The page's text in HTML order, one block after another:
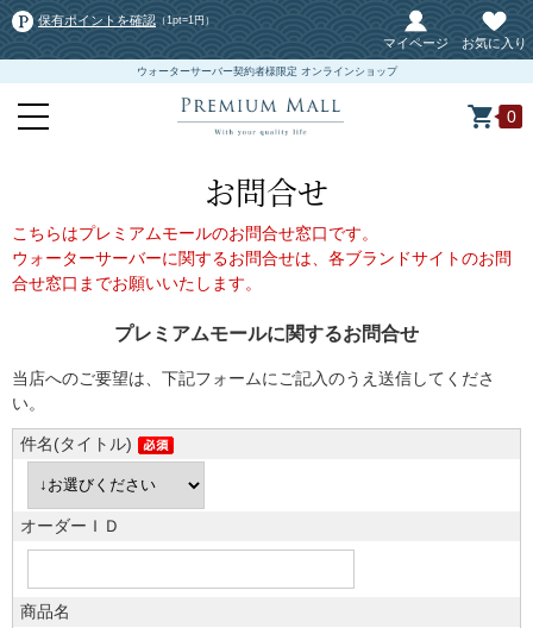
保有ポイントを確認 （1pt=1円）
マイページ お気に入り
ウォーターサーバー契約者様限定 オンラインショップ
0
お問合せ
こちらはプレミアムモールのお問合せ窓口です。
ウォーターサーバーに関するお問合せは、各ブランドサイトのお問
合せ窓口までお願いいたします。
プレミアムモールに関するお問合せ
当店へのご要望は、下記フォームにご記入のうえ送信してくださ
い。
件名(タイトル)
オーダーＩＤ
商品名